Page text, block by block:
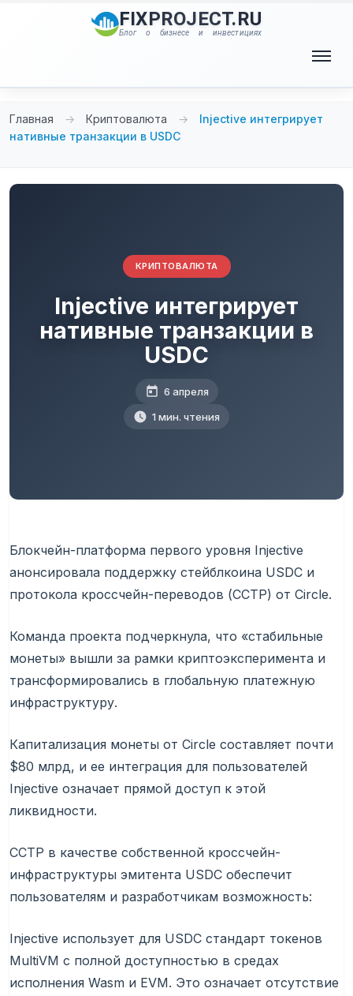
FIXPROJECT.RU
Блог о бизнесе и инвестициях
Главная → Криптовалюта →
Injective интегрирует
нативные транзакции в USDC
КРИПТОВАЛЮТА
Injective интегрирует
нативные транзакции в
USDC
6 апреля
1 мин. чтения
Блокчейн-платформа первого уровня Injective
анонсировала поддержку стейблкоина USDC и
протокола кроссчейн-переводов (CCTP) от Circle.
Команда проекта подчеркнула, что «стабильные
монеты» вышли за рамки криптоэксперимента и
трансформировались в глобальную платежную
инфраструктуру.
Капитализация монеты от Circle составляет почти
$80 млрд, и ее интеграция для пользователей
Injective означает прямой доступ к этой
ликвидности.
CCTP в качестве собственной кроссчейн-
инфраструктуры эмитента USDC обеспечит
пользователям и разработчикам возможность:
Injective использует для USDC стандарт токенов
MultiVM с полной доступностью в средах
исполнения Wasm и EVM. Это означает отсутствие